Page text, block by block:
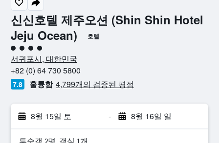
신신호텔 제주오션 (Shin Shin Hotel
Jeju Ocean)
호텔
4​성급
서귀포시, 대한민국
+82 (0) 64 730 5800
7.8 훌륭함 4,799개의 검증된 평점
8월 15일 토 - 8월 16일 일